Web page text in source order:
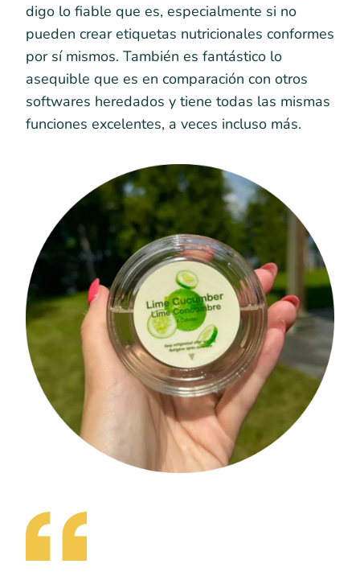
digo lo fiable que es, especialmente si no
pueden crear etiquetas nutricionales conformes
por sí mismos. También es fantástico lo
asequible que es en comparación con otros
softwares heredados y tiene todas las mismas
funciones excelentes, a veces incluso más.